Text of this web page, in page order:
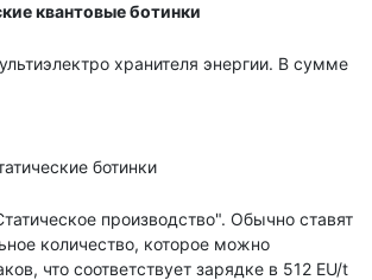
квантовые ботинки
хранителя энергии. В сумме
ботинки
производство". Обычно ставят
количество, которое можно
что соответствует зарядке в 512 EU/t